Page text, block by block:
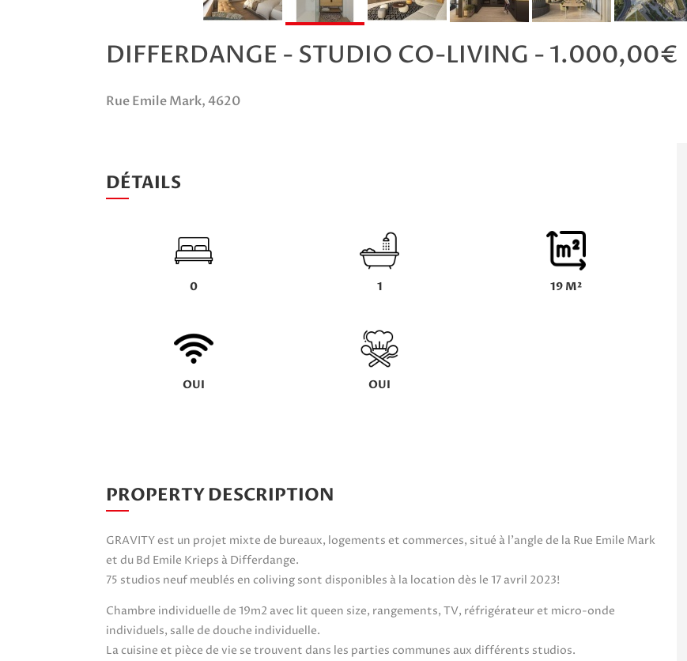
DIFFERDANGE - STUDIO CO-LIVING - 1.000,00€
Rue Emile Mark, 4620
PROPERTY DESCRIPTION
GRAVITY est un projet mixte de bureaux, logements et commerces, situé à l’angle de la Rue Emile Mark
et du Bd Emile Krieps à Differdange.
75 studios neuf meublés en coliving sont disponibles à la location dès le 17 avril 2023!
Chambre individuelle de 19m2 avec lit queen size, rangements, TV, réfrigérateur et micro-onde
individuels, salle de douche individuelle.
La cuisine et pièce de vie se trouvent dans les parties communes aux différents studios.
DÉTAILS
0 1 19 M²
OUI OUI